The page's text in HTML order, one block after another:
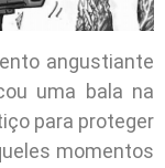
angustiante
uma bala na
para proteger
momentos